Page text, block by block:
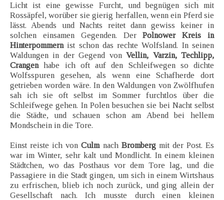
Licht ist eine gewisse Furcht, und begnügen sich mit
Rossäpfel, worüber sie gierig herfallen, wenn ein Pferd sie
lässt. Abends und Nachts reitet dann gewiss keiner in
solchen einsamen Gegenden. DerPolnower Kreis in
Hinterpommernist schon das rechte Wolfsland. In seinen
Waldungen in der Gegend vonVellin, Varzin, Techlipp,
Crangenhabe ich oft auf den Schleifwegen so dichte
Wolfsspuren gesehen, als wenn eine Schafherde dort
getrieben worden wäre. In den Waldungen von Zwölfhufen
sah ich sie oft selbst im Sommer furchtlos über die
Schleifwege gehen. In Polen besuchen sie bei Nacht selbst
die Städte, und schauen schon am Abend bei hellem
Mondschein in die Tore.
Einst reiste ich vonCulmnach Brombergmit der Post. Es
war im Winter, sehr kalt und Mondlicht. In einem kleinen
Städtchen, wo das Posthaus vor dem Tore lag, und die
Passagiere in die Stadt gingen, um sich in einem Wirtshaus
zu erfrischen, blieb ich noch zurück, und ging allein der
Gesellschaft nach. Ich musste durch einen kleinen